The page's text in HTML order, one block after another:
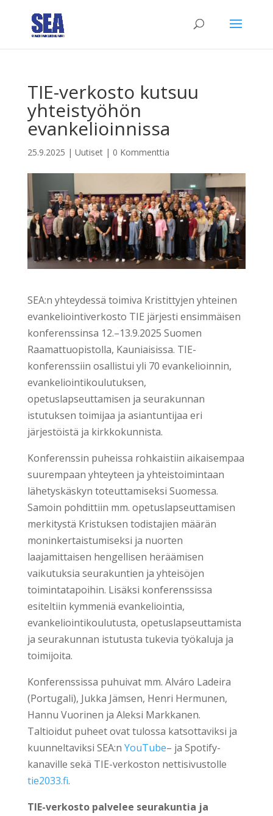
TIE-verkosto kutsuu
yhteistyöhön
evankelioinnissa
25.9.2025 | Uutiset| 0 Kommenttia
SEA:n yhteydessä toimiva Kristittyjen yhteinen
evankeliointiverkosto TIE järjesti ensimmäisen
konferenssinsa 12.–13.9.2025 Suomen
Raamattuopistolla, Kauniaisissa. TIE-
konferenssiin osallistui yli 70 evankelioinnin,
evankeliointikoulutuksen,
opetuslapseuttamisen ja seurakunnan
istutuksen toimijaa ja asiantuntijaa eri
järjestöistä ja kirkkokunnista.
Konferenssin puheissa rohkaistiin aikaisempaa
suurempaan yhteyteen ja yhteistoimintaan
lähetyskäskyn toteuttamiseksi Suomessa.
Samoin pohdittiin mm. opetuslapseuttamisen
merkitystä Kristuksen todistajien määrän
moninkertaistumiseksi ja nuorten
laajamittaisen hengellisen heräämisen
vaikutuksia seurakuntien ja yhteisöjen
toimintatapoihin. Lisäksi konferenssissa
esiteltiin kymmeniä evankeliointia,
evankeliointikoulutusta, opetuslapseuttamista
ja seurakunnan istutusta tukevia työkaluja ja
toimijoita.
Konferenssissa puhuivat mm. Alváro Ladeira
(Portugali), Jukka Jämsen, Henri Hermunen,
Hannu Vuorinen ja Aleksi Markkanen.
Taltioidut puheet ovat tulossa katsottaviksi ja
kuunneltaviksi SEA:n YouTube– ja Spotify-
kanaville sekä TIE-verkoston nettisivustolle
tie2033.fi.
TIE-verkosto palvelee seurakuntia ja